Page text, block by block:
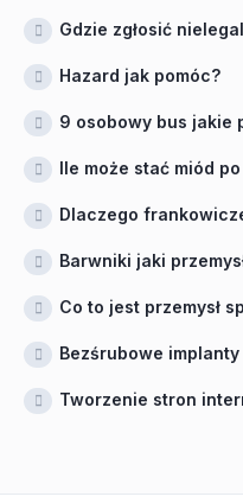
Gdzie zgłosić
Hazard jak pomóc?
9 osobowy bus jakie
Ile może stać miód
Dlaczego
Barwniki jaki
Co to jest przemysł
Bezśrubowe
Tworzenie stron